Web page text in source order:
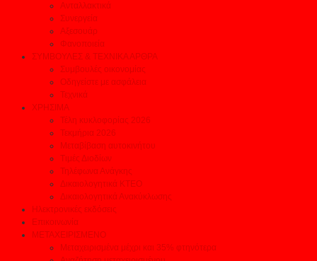
Ανταλλακτικά
Συνεργεία
Αξεσουάρ
Φανοποιεία
ΣΥΜΒΟΥΛΕΣ & ΤΕΧΝΙΚΑ ΑΡΘΡΑ
Συμβουλές οικονομίας
Οδηγείστε με ασφάλεια
Τεχνικά
ΧΡΗΣΙΜΑ
Τέλη κυκλοφορίας 2026
Τεκμήρια 2026
Μεταβίβαση αυτοκινήτου
Τιμές Διοδίων
Τηλέφωνα Ανάγκης
Δικαιολογητικά ΚΤΕΟ
Δικαιολογητικά Ανακύκλωσης
Ηλεκτρονικές εκδόσεις
Επικοινωνία
ΜΕΤΑΧΕΙΡΙΣΜΕΝΟ
Μεταχειρισμένα μέχρι και 35% φτηνότερα